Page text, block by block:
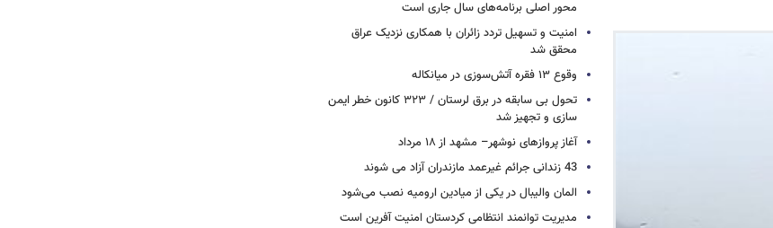
محور اصلی برنامه‌های سال جاری است
امنیت و تسهیل تردد زائران با همکاری نزدیک عراق
محقق شد
وقوع ۱۳ فقره آتش‌سوزی در میانکاله
تحول بی سابقه در برق لرستان / ۳۲۳ کانون خطر ایمن
سازی و تجهیز شد
آغاز پروازهای نوشهر– مشهد از ۱۸ مرداد
43 زندانی جرائم غیرعمد مازندران آزاد می شوند
المان والیبال در یکی از میادین ارومیه نصب می‌شود
مدیریت توانمند انتظامی کردستان امنیت آفرین است